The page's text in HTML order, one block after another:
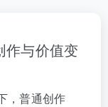
作与价值变
，普通创作